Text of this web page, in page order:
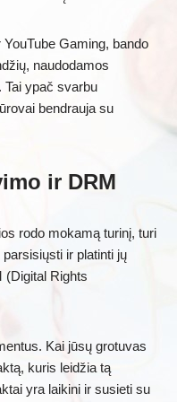
Gaming, bando
naudodamos
Tai ypač svarbu
bendrauja su
ir DRM
rodo mokamą turinį, turi
ir platinti jų
(Digital Rights
Kai jūsų grotuvas
kuris leidžia tą
yra laikini ir susieti su